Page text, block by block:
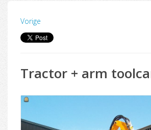
Vorige
Tractor + arm